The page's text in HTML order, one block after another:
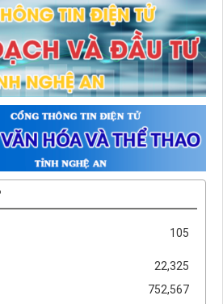
105
22,325
752,567